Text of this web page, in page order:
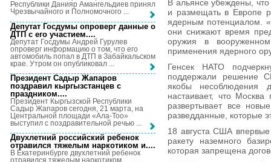
В альянсе убеждены, что
и размещать в Европе
ядерным потенциалом.
они снижают время
оружия в
применения ядерного
Генсек НАТО
поддержали решение
якобы несоблюдения
настаивает, что
развертывает все
разведданные, которые
18 августа США
ракету наземного
которая запрещена
Республики Данияр Амангельдиев принял
Чрезвычайного и Полномочного ...
Депутат Госдумы опроверг данные о
ДТП с его участием....
Депутат Госдумы Андрей Гурулев
опроверг информацию о том, что его
автомобиль попал в ДТП в Забайкальском
крае. Утром он опубликовал ...
Президент Садыр Жапаров
поздравил кыргызстанцев с
праздником....
Президент Кыргызской Республики
Садыр Жапаров сегодня, 21 марта, на
Центральной площади «Ала-Тоо»
выступил с поздравительной речью ...
Двухлетний российский ребенок
отравился тяжелым наркотиком и....
В Екатеринбурге двухлетний ребенок